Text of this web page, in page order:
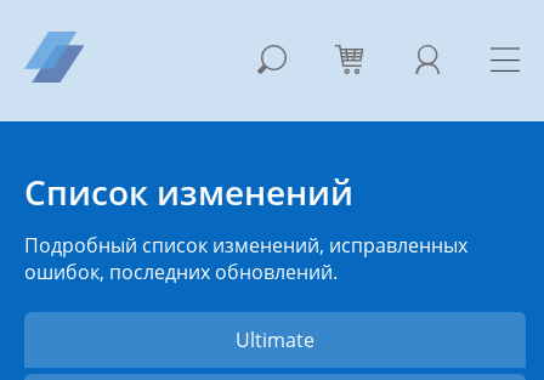
Список изменений
Подробный список изменений, исправленных
ошибок, последних обновлений.
Ultimate